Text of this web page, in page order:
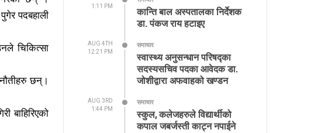
पदबहाली
चिकित्सा
छन्।
बाहिरिएको
1:11 PM
कान्ति बाल अस्पतालका निर्देशक
डा. पंकज राय हटाइए
AUG 4TH
12:21 PM
समाचार
स्वास्थ्य अनुसन्धान परिषद्का
सदस्यसचिव पदका आवेदक डा.
जोशीद्वारा अफवाहको खण्डन
AUG 3RD
1:44 PM
समाचार
स्कुल, कलेजहरुले विद्यार्थीको
कपाल जबर्जस्ती काट्न नपाईने